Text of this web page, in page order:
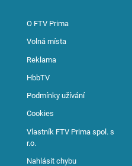
O FTV Prima
Volná místa
Reklama
HbbTV
Podmínky užívání
Cookies
Vlastník FTV Prima spol. s
r.o.
Nahlásit chybu